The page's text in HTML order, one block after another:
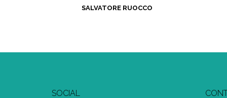
SALVATORE RUOCCO
SOCIAL